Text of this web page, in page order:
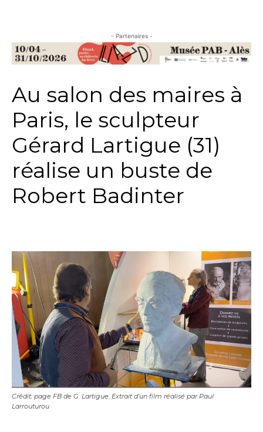
- Partenaires -
Au salon des maires à
Paris, le sculpteur
Gérard Lartigue (31)
réalise un buste de
Robert Badinter
Crédit: page FB de G. Lartigue. Extrait d’un film réalisé par Paul
Larrouturou